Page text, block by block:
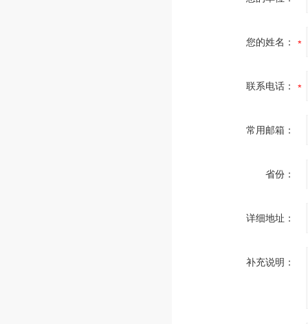
您的姓名：
联系电话：
常用邮箱：
省份：
详细地址：
补充说明：